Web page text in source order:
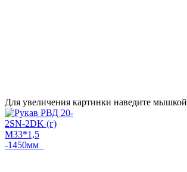
Для увеличения картинки наведите мышкой